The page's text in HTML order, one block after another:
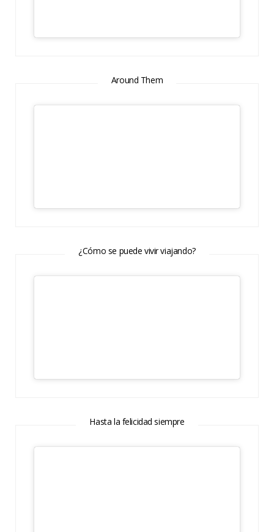
Around Them
¿Cómo se puede vivir viajando?
Hasta la felicidad siempre